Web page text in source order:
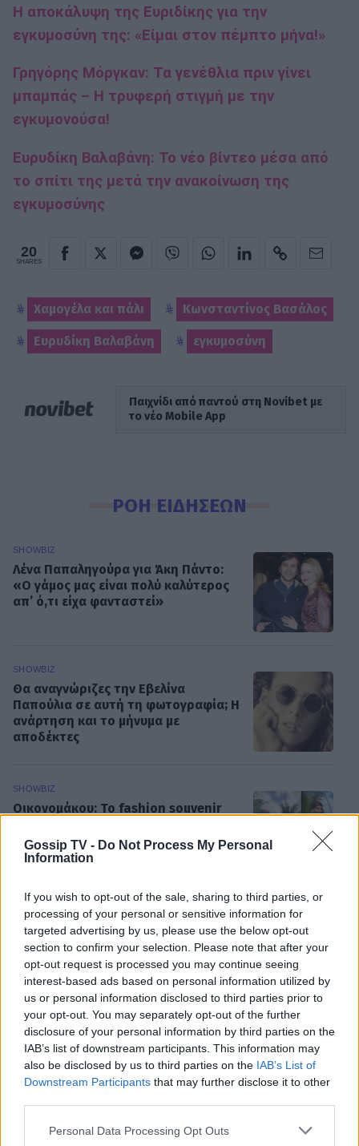
Gossip TV - Do Not Process My Personal
Information
If you wish to opt-out of the sale, sharing to third parties, or
processing of your personal or sensitive information for
targeted advertising by us, please use the below opt-out
section to confirm your selection. Please note that after your
opt-out request is processed you may continue seeing
interest-based ads based on personal information utilized by
us or personal information disclosed to third parties prior to
your opt-out. You may separately opt-out of the further
disclosure of your personal information by third parties on the
IAB’s list of downstream participants. This information may
also be disclosed by us to third parties on the IAB’s List of
Downstream Participants that may further disclose it to other
Personal Data Processing Opt Outs
Η αποκάλυψη της Ευριδίκης για την
εγκυμοσύνη της: «Είμαι στον πέμπτο μήνα!»
Γρηγόρης Μόργκαν: Τα γενέθλια πριν γίνει
μπαμπάς – Η τρυφερή στιγμή με την
εγκυμονούσα!
Ευρυδίκη Βαλαβάνη: Το νέο βίντεο μέσα από
το σπίτι της μετά την ανακοίνωση της
εγκυμοσύνης
20
SHARES
Χαμογέλα και πάλι Κωνσταντίνος Βασάλος
Ευρυδίκη Βαλαβάνη εγκυμοσύνη
Παιχνίδι από παντού στη Novibet με
το νέο Mobile App
ΡΟΗ ΕΙΔΗΣΕΩΝ
SHOWBIZ
Λένα Παπαληγούρα για Άκη Πάντο:
«Ο γάμος μας είναι πολύ καλύτερος
απ’ ό,τι είχα φανταστεί»
SHOWBIZ
Θα αναγνώριζες την Εβελίνα
Παπούλια σε αυτή τη φωτογραφία; Η
ανάρτηση και το μήνυμα με
αποδέκτες
SHOWBIZ
Οικονομάκου: To fashion souvenir
τσάντα από φύλλα που θα ζηλέψεις
Summer vibes για τη Δανάη Μπάρκα
– Το πολύχρωμο look που ξεχώρισε
σε καλοκαιρινό πάρτι
SHOWBIZ
Η Βάλια Χατζηθεοδώρου μαγνητίζει
τα βλέμματα με τις καλοκαιρινές της
πόζες στο νησί των ανέμων
ΟΛΕΣ ΟΙ ΕΙΔΗΣΕΙΣ
DPG NETWORK